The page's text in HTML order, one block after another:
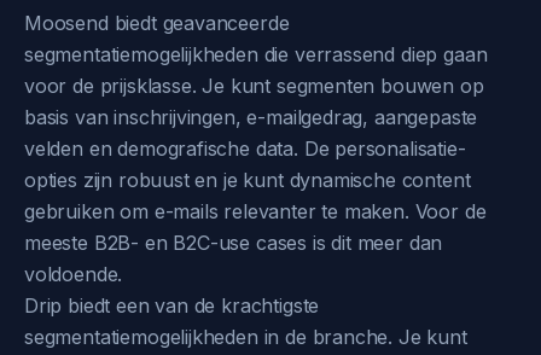
Moosend biedt geavanceerde
segmentatiemogelijkheden die verrassend diep gaan
voor de prijsklasse. Je kunt segmenten bouwen op
basis van inschrijvingen, e-mailgedrag, aangepaste
velden en demografische data. De personalisatie-
opties zijn robuust en je kunt dynamische content
gebruiken om e-mails relevanter te maken. Voor de
meeste B2B- en B2C-use cases is dit meer dan
voldoende.
Drip biedt een van de krachtigste
segmentatiemogelijkheden in de branche. Je kunt